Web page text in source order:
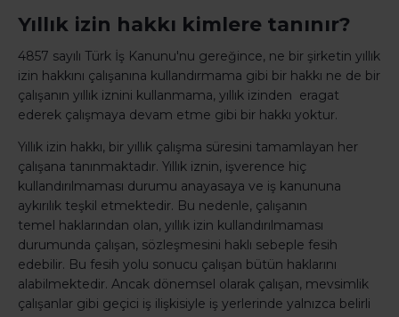
Yıllık izin hakkı kimlere tanınır?
4857 sayılı Türk İş Kanunu'nu gereğince, ne bir şirketin yıllık
izin hakkını çalışanına kullandırmama gibi bir hakkı ne de bir
çalışanın yıllık iznini kullanmama, yıllık izinden eragat
ederek çalışmaya devam etme gibi bir hakkı yoktur.
Yıllık izin hakkı, bir yıllık çalışma süresini tamamlayan her
çalışana tanınmaktadır. Yıllık iznin, işverence hiç
kullandırılmaması durumu anayasaya ve iş kanununa
aykırılık teşkil etmektedir. Bu nedenle, çalışanın
temel haklarından olan, yıllık izin kullandırılmaması
durumunda çalışan, sözleşmesini haklı sebeple fesih
edebilir. Bu fesih yolu sonucu çalışan bütün haklarını
alabilmektedir. Ancak dönemsel olarak çalışan, mevsimlik
çalışanlar gibi geçici iş ilişkisiyle iş yerlerinde yalnızca belirli